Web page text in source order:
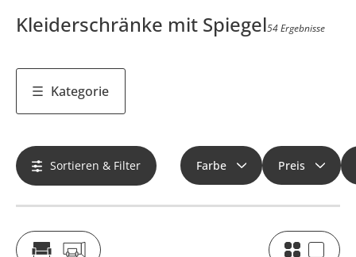
Kleiderschränke mit Spiegel54 Ergebnisse
Kategorie
Sortieren & Filter Farbe Preis